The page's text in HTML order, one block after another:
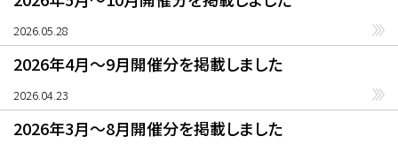
2026.05.28
2026年4月〜9月開催分を掲載しました
2026.04.23
2026年3月〜8月開催分を掲載しました